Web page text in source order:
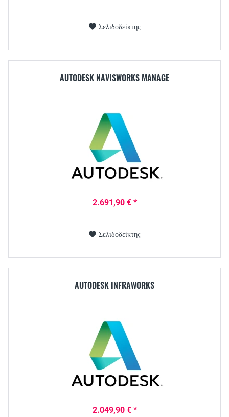
Σελιδοδείκτης
AUTODESK NAVISWORKS MANAGE
2.691,90 € *
Σελιδοδείκτης
AUTODESK INFRAWORKS
2.049,90 € *